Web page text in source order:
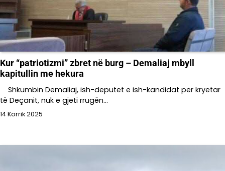
Kur “patriotizmi” zbret në burg – Demaliaj mbyll
kapitullin me hekura
Shkumbin Demaliaj, ish-deputet e ish-kandidat për kryetar
të Deçanit, nuk e gjeti rrugën…
14 Korrik 2025